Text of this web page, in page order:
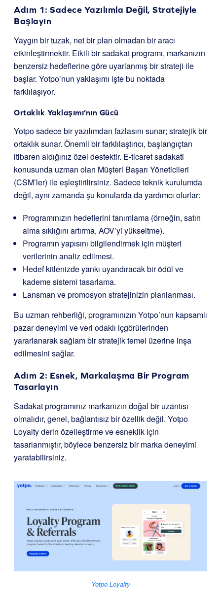
Adım 1: Sadece Yazılımla Değil, Stratejiyle
Başlayın
Yaygın bir tuzak, net bir plan olmadan bir aracı
etkinleştirmektir. Etkili bir sadakat programı, markanızın
benzersiz hedeflerine göre uyarlanmış bir strateji ile
başlar. Yotpo’nun yaklaşımı işte bu noktada
farklılaşıyor.
Ortaklık Yaklaşımı’nın Gücü
Yotpo sadece bir yazılımdan fazlasını sunar; stratejik bir
ortaklık sunar. Önemli bir farklılaştırıcı, başlangıçtan
itibaren aldığınız özel destektir. E-ticaret sadakati
konusunda uzman olan Müşteri Başarı Yöneticileri
(CSM’ler) ile eşleştirilirsiniz. Sadece teknik kurulumda
değil, aynı zamanda şu konularda da yardımcı olurlar:
Programınızın hedeflerini tanımlama (örneğin, satın
alma sıklığını artırma, AOV’yi yükseltme).
Programın yapısını bilgilendirmek için müşteri
verilerinin analiz edilmesi.
Hedef kitlenizde yankı uyandıracak bir ödül ve
kademe sistemi tasarlama.
Lansman ve promosyon stratejinizin planlanması.
Bu uzman rehberliği, programınızın Yotpo’nun kapsamlı
pazar deneyimi ve veri odaklı içgörülerinden
yararlanarak sağlam bir stratejik temel üzerine inşa
edilmesini sağlar.
Adım 2: Esnek, Markalaşma Bir Program
Tasarlayın
Sadakat programınız markanızın doğal bir uzantısı
olmalıdır, genel, bağlantısız bir özellik değil. Yotpo
Loyaltyderin özelleştirme ve esneklik için
tasarlanmıştır, böylece benzersiz bir marka deneyimi
yaratabilirsiniz.
Yotpo Loyalty